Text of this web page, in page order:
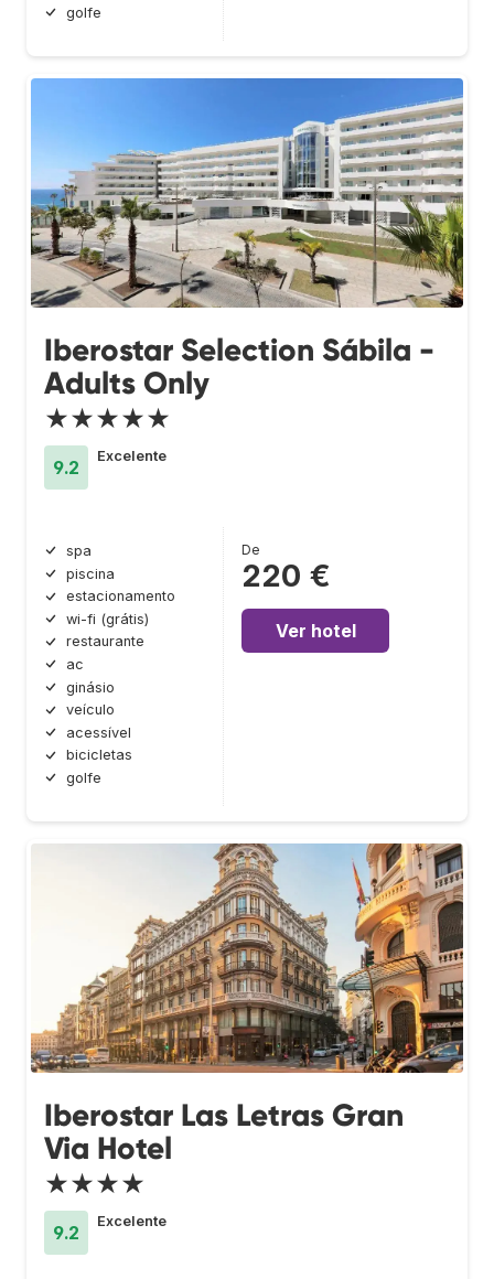
golfe
Iberostar Selection Sábila -
Adults Only
★★★★★
9.2
Excelente
spa
piscina
estacionamento
wi-fi (grátis)
restaurante
ac
ginásio
veículo
acessível
bicicletas
golfe
De
220 €
Ver hotel
Iberostar Las Letras Gran
Via Hotel
★★★★
9.2
Excelente